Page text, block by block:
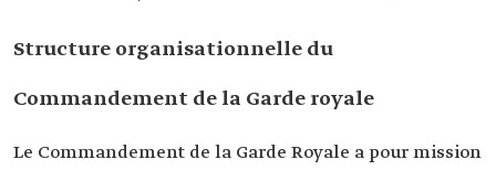
Structure organisationnelle du
Commandement de la Garde royale
Le Commandement de la Garde Royale a pour mission